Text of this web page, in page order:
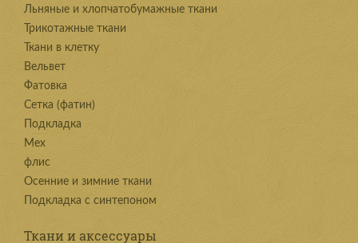
Льняные и хлопчатобумажные ткани
Трикотажные ткани
Ткани в клетку
Вельвет
Фатовка
Сетка (фатин)
Подкладка
Мех
флис
Осенние и зимние ткани
Подкладка с синтепоном
Ткани и аксессуары